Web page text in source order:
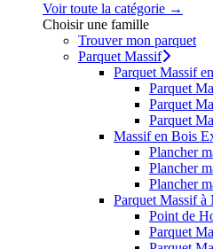
Voir toute la catégorie →
Choisir une famille
Trouver mon parquet
Parquet Massif
Parquet Massif
Parquet
Parquet
Parquet
Massif en Bois
Plancher
Plancher
Plancher
Parquet Massif à
Point de
Parquet